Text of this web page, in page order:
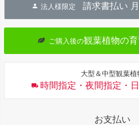
法人様限定 請求書払い
ご購入後の観葉植物の
大型＆中型観葉植
時間指定・夜間指定・
お支払い